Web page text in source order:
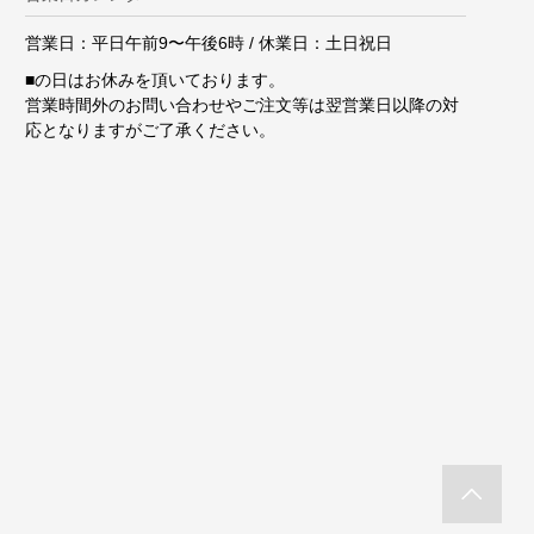
営業日：平日午前9〜午後6時 / 休業日：土日祝日
■の日はお休みを頂いております。
営業時間外のお問い合わせやご注文等は翌営業日以降の対
応となりますがご了承ください。